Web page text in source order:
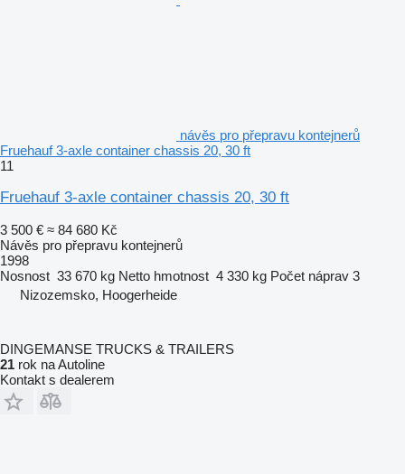
návěs pro přepravu kontejnerů
Fruehauf 3-axle container chassis 20, 30 ft
11
Fruehauf 3-axle container chassis 20, 30 ft
3 500 € ≈ 84 680 Kč
Návěs pro přepravu kontejnerů
1998
Nosnost 33 670 kg Netto hmotnost 4 330 kg Počet náprav 3
Nizozemsko, Hoogerheide
DINGEMANSE TRUCKS & TRAILERS
21 rok na Autoline
Kontakt s dealerem